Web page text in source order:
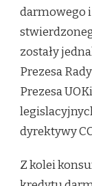
darmowego
zostały
Prezesa
Prezesa
dyrektywy
Z kolei